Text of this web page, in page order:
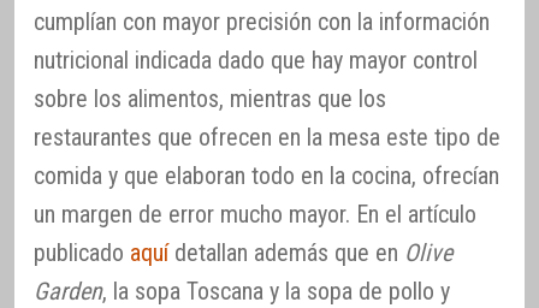
cumplían con mayor precisión con la información
nutricional indicada dado que hay mayor control
sobre los alimentos, mientras que los
restaurantes que ofrecen en la mesa este tipo de
comida y que elaboran todo en la cocina, ofrecían
un margen de error mucho mayor. En el artículo
publicado aquídetallan además que en Olive
Garden, la sopa Toscana y la sopa de pollo y